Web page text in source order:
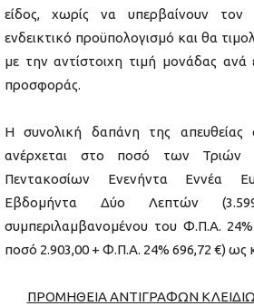
είδος, χωρίς να υπερβαίνουν τον
ενδεικτικό προϋπολογισμό και θα
με την αντίστοιχη τιμή μονάδας ανά
προσφοράς.
Η συνολική δαπάνη της απευθείας
ανέρχεται στο ποσό των Τριών
Πεντακοσίων Ενενήντα Εννέα
Εβδομήντα Δύο Λεπτών
συμπεριλαμβανομένου του Φ.Π.Α.
ποσό 2.903,00 + Φ.Π.Α. 24% 696,72 €) ως
ΠΡΟΜΗΘΕΙΑ ΑΝΤΙΓΡΑΦΩΝ